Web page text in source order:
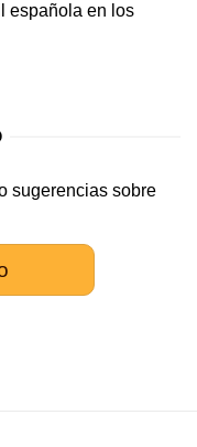
española en los
sugerencias sobre